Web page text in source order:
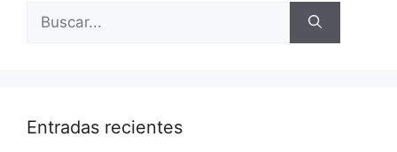
Buscar:
Entradas recientes